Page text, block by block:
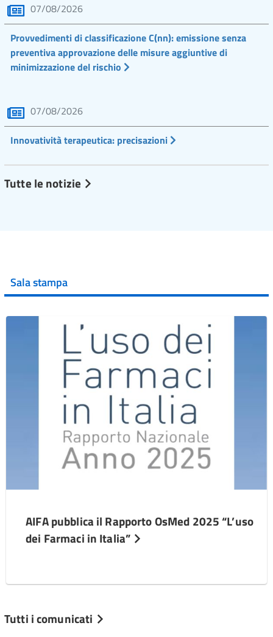
07/08/2026
Provvedimenti di classificazione C(nn): emissione senza
preventiva approvazione delle misure aggiuntive di
minimizzazione del rischio
07/08/2026
Innovatività terapeutica: precisazioni
Tutte le notizie
Sala stampa
AIFA pubblica il Rapporto OsMed 2025 “L’uso
dei Farmaci in Italia”
Tutti i comunicati